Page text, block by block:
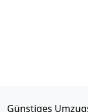
Günstiges